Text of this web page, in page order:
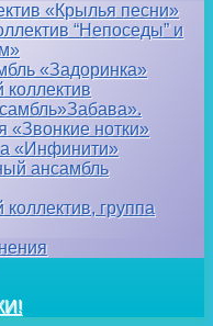
«Крылья песни»
“Непоседы” и
«Задоринка»
«Звонкие нотки»
«Инфинити»
ансамбль
группа